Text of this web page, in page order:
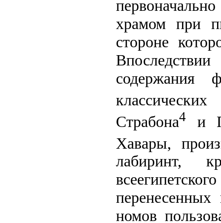
храмом при
стороне
содержания
Страбона4
и
Хавары,
лабиринт,
номов